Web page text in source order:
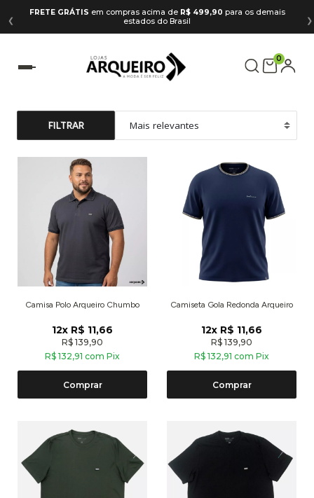
FRETE GRÁTIS em compras acima de R$ 499,90 para os demais
estados do Brasil
❮ ❯
0
FILTRAR
Camisa Polo Arqueiro Chumbo
12x R$ 11,66
R$ 139,90
R$ 132,91 com Pix
Comprar
Camiseta Gola Redonda Arqueiro
12x R$ 11,66
R$ 139,90
R$ 132,91 com Pix
Comprar